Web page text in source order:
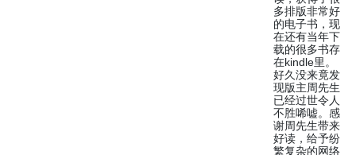
多排版非常好
的电子书，现
在还有当年下
载的很多书存
在kindle里。
好久没来竟发
现版主周先生
已经过世令人
不胜唏嘘。感
谢周先生带来
好读，给予纷
繁复杂的网络